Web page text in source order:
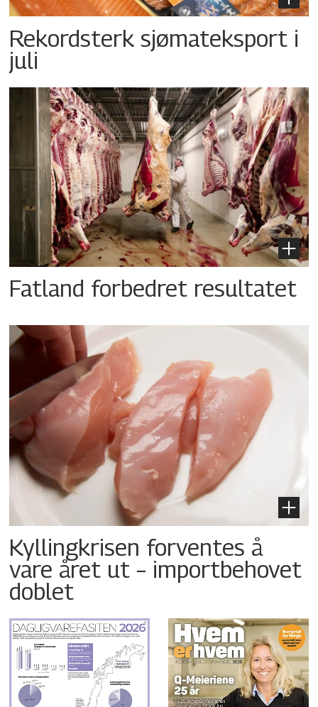
Rekordsterk sjømateksport i
juli
Fatland forbedret resultatet
Kyllingkrisen forventes å
vare året ut – importbehovet
doblet